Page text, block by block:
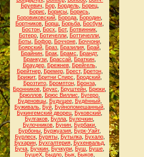
Бруевич
Бор, Бордель, Борец,
Борис
Борисы Борись
Боровиковский Борода Бородин
Бортников Борщ Борьба Босбум
Бостон Босх Бот, Ботвинник
Ботеро Ботичелли Боттичелли
Боты, Бофор, Боччоне, Боччони,
Боярский Браз Бразилия Брай
Брайнин Брак Брамс Брандт,
Бранкузи Брассай Браткин
Браудер, Брежнев, Брейгель,
Брейтнер, Бремер, Брест, Бретон,
Брижит, Бритни Спирс Бродский
Брозтито, Бромптон, Бронза,
Бронников Брукс Бруштейн Брюки
Брюллов Брюс Виллис Бугеро
Буденовцы, Будущее, Будённый,
Буживаль Буй Буйнопомешанный
Букингемский дворец Буковский
Булгаков Булла Булочкин
Булочников Бунин Бурбаки
Бурбоны Буржуазия Бурк-Уайт,
Бурлеск, Буряты, Бутылка, Бухало,
Бухарин, Бухгалтерия, Бухенвальд,
Буча Бучкин Бучкури Буш Буше
БушеХ, Быдло, Бык, Быков,